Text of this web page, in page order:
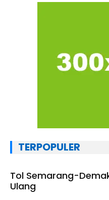
TERPOPULER
Tol Semarang-
Ulang